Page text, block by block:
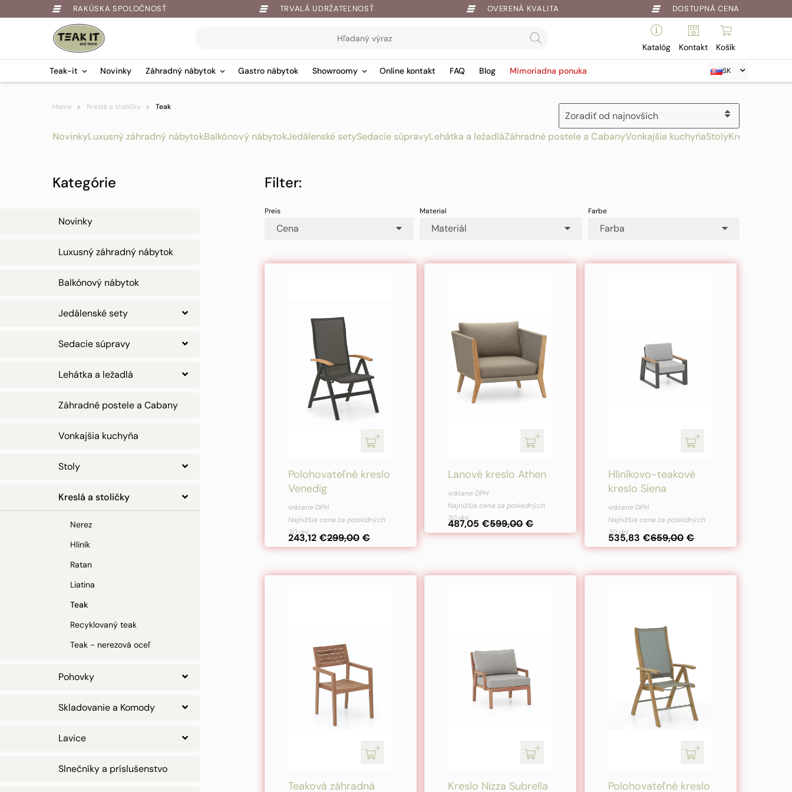
RAKÚSKA SPOLOČNOSŤ TRVALÁ UDRŽATEĽNOSŤ OVERENÁ KVALITA DOSTUPNÁ CENA
Katalóg Kontakt Košík
Teak-it Novinky Záhradný nábytok Gastro nábytok Showroomy Online kontakt FAQ Blog Mimoriadna ponuka SK
Home Kreslá a stoličky Teak
NovinkyLuxusný záhradný nábytokBalkónový nábytokJedálenské setySedacie súpravyLehátka a ležadláZáhradné postele a CabanyVonkajšia kuchyňaStolyKreslá a
Kategórie
Novinky
Luxusný záhradný nábytok
Balkónový nábytok
Jedálenské sety
Sedacie súpravy
Lehátka a ležadlá
Záhradné postele a Cabany
Vonkajšia kuchyňa
Stoly
Kreslá a stoličky
Nerez
Hliník
Ratan
Liatina
Teak
Recyklovaný teak
Teak - nerezová oceľ
Pohovky
Skladovanie a Komody
Lavice
Slnečníky a príslušenstvo
Filter:
Cena Materiál Farba
Polohovateľné kreslo
Venedig
299,00 €
243,12 €
vrátane DPH
Najnižšia cena za posledných
30 dní
Lanové kreslo Athen
599,00 €
487,05 €
vrátane DPH
Najnižšia cena za posledných
30 dní
Hliníkovo-teakové
kreslo Siena
659,00 €
Pôvodná
cena
bola:
659,00€.
535,83 €
Aktuálna
cena
je:
535,83€.
vrátane DPH
Najnižšia cena za posledných
30 dní
Teaková záhradná
Kreslo Nizza Subrella
Polohovateľné kreslo